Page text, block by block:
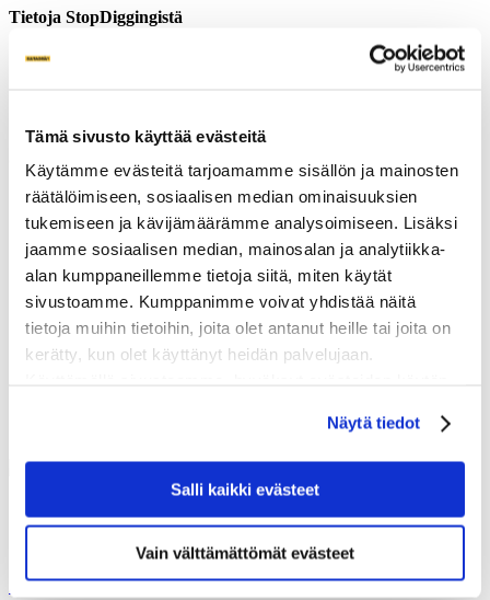
Tämä sivusto käyttää evästeitä
Käytämme evästeitä tarjoamamme sisällön ja mainosten
räätälöimiseen, sosiaalisen median ominaisuuksien
tukemiseen ja kävijämäärämme analysoimiseen. Lisäksi
jaamme sosiaalisen median, mainosalan ja analytiikka-
alan kumppaneillemme tietoja siitä, miten käytät
sivustoamme. Kumppanimme voivat yhdistää näitä
tietoja muihin tietoihin, joita olet antanut heille tai joita on
kerätty, kun olet käyttänyt heidän palvelujaan.
Näytä tiedot
Salli kaikki evästeet
Vain välttämättömät evästeet
Tietoja StopDiggingistä
OTA YHTEYTTÄ
info@stopdigging.fi
OTA YHTEYTTÄ
Pyydä Tarjous
Main office
Grustagsgatan 1C
254 64 Helsingborg, Sweden
SV|NO|DK|FIN|NL|DE|CH|UK|NZ|AU|USA|CAN